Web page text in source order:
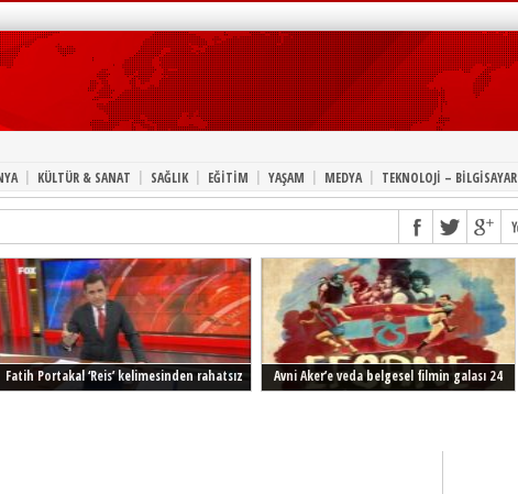
| KÜLTÜR & SANAT | SAĞLIK | EĞİTİM | YAŞAM | MEDYA | TEKNOLOJİ – BİLGİSAYAR
Fatih Portakal ‘Reis’ kelimesinden rahatsız
Avni Aker’e veda belgesel filmin galası 24